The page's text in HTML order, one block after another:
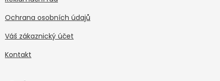
Ochrana osobních údajů
Váš zákaznický účet
Kontakt